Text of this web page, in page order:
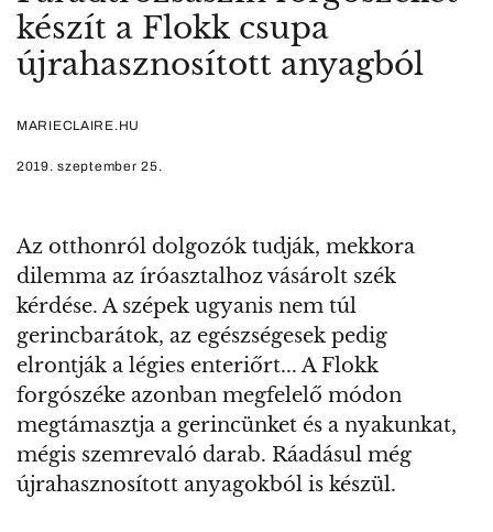
készít a Flokk csupa
újrahasznosított anyagból
MARIECLAIRE.HU
2019. szeptember 25.
Az otthonról dolgozók tudják, mekkora
dilemma az íróasztalhoz vásárolt szék
kérdése. A szépek ugyanis nem túl
gerincbarátok, az egészségesek pedig
elrontják a légies enteriőrt... A Flokk
forgószéke azonban megfelelő módon
megtámasztja a gerincünket és a nyakunkat,
mégis szemrevaló darab. Ráadásul még
újrahasznosított anyagokból is készül.